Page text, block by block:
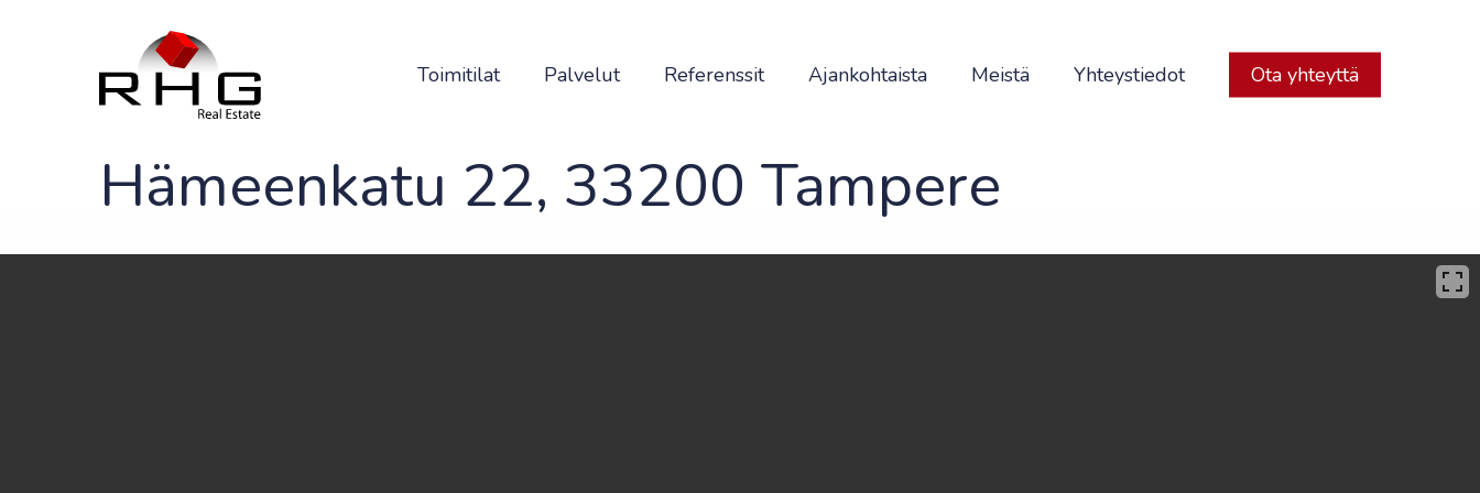
Toimitilat Palvelut Referenssit Ajankohtaista Meistä Yhteystiedot Ota yhteyttä
Hämeenkatu 22, 33200 Tampere